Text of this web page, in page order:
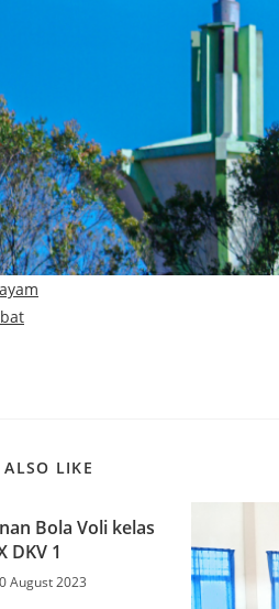
LIKE
Bola Voli kelas
DKV 1
August 2023